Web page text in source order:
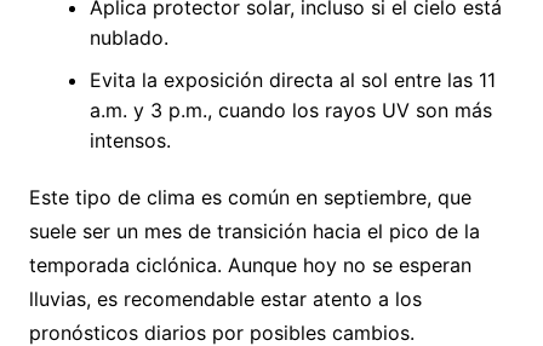
Aplica protector solar, incluso si el cielo está
nublado.
Evita la exposición directa al sol entre las 11
a.m. y 3 p.m., cuando los rayos UV son más
intensos.
Este tipo de clima es común en septiembre, que
suele ser un mes de transición hacia el pico de la
temporada ciclónica. Aunque hoy no se esperan
lluvias, es recomendable estar atento a los
pronósticos diarios por posibles cambios.